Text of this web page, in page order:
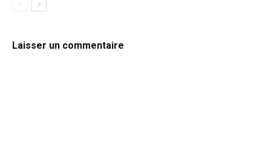
Laisser un commentaire